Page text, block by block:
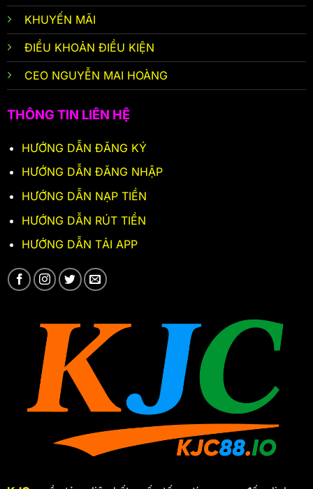
KHUYẾN MÃI
ĐIỀU KHOẢN ĐIỀU KIỆN
CEO NGUYỄN MAI HOÀNG
THÔNG TIN LIÊN HỆ
HƯỚNG DẪN ĐĂNG KÝ
HƯỚNG DẪN ĐĂNG NHẬP
HƯỚNG DẪN NẠP TIỀN
HƯỚNG DẪN RÚT TIỀN
HƯỚNG DẪN TẢI APP